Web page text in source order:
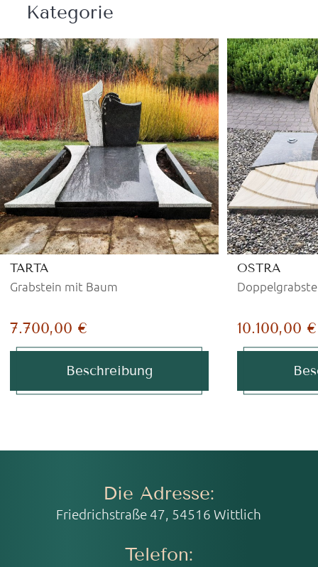
Kategorie
TARTA
Grabstein mit Baum
7.700,00 €
Beschreibung
OSTRA
10.100,00 €
Die Adresse:
Friedrichstraße 47, 54516 Wittlich
Telefon: